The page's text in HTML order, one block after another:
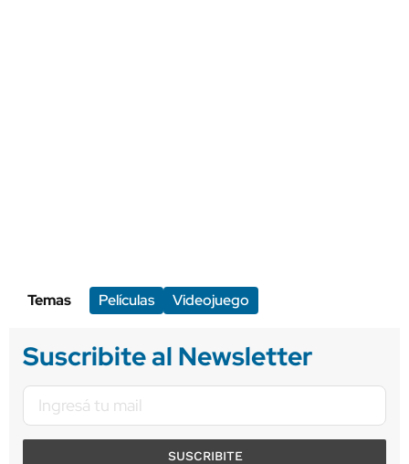
Temas Películas Videojuego
Suscribite al Newsletter
SUSCRIBITE